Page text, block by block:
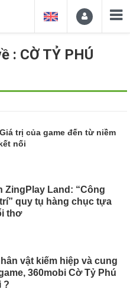
: CỜ TỶ PHÚ
trị của game đến từ niềm
nối
ZingPlay Land: “Công
quy tụ hàng chục tựa
thơ
vật kiếm hiệp và cung
360mobi Cờ Tỷ Phú
?